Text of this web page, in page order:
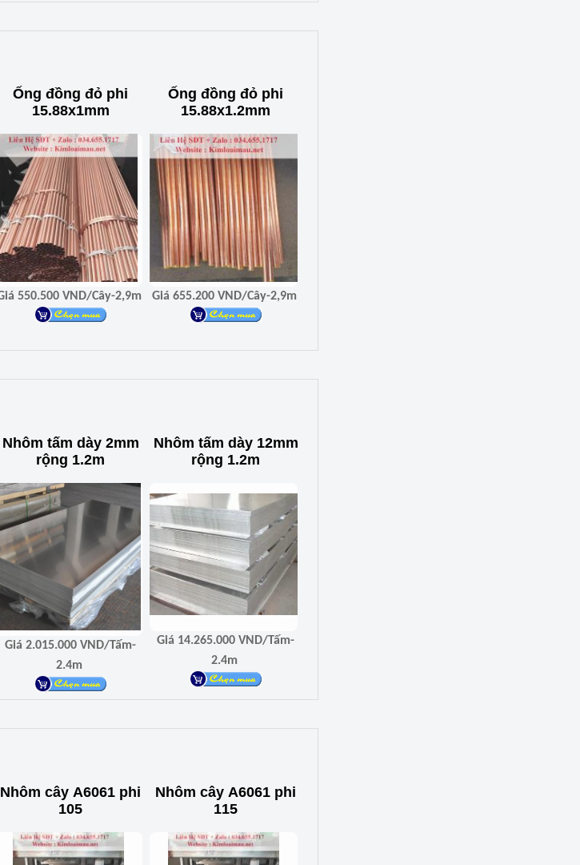
Ống đồng đỏ phi
15.88x1mm
Giá 550.500 VND/Cây-2,9m
Ống đồng đỏ phi
15.88x1.2mm
Giá 655.200 VND/Cây-2,9m
Nhôm tấm dày 2mm
rộng 1.2m
Giá 2.015.000 VND/Tấm-
2.4m
Nhôm tấm dày 12mm
rộng 1.2m
Giá 14.265.000 VND/Tấm-
2.4m
Nhôm cây A6061 phi
105
Nhôm cây A6061 phi
115